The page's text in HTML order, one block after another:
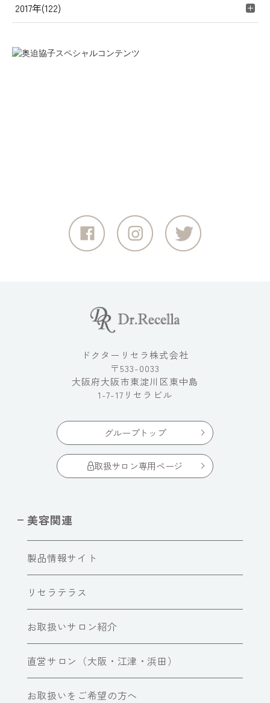
2017年(122)
ドクターリセラ株式会社
〒533-0033
大阪府大阪市東淀川区東中島
1-7-17リセラビル
グループトップ
取扱サロン専用ページ
美容関連
製品情報サイト
リセラテラス
お取扱いサロン紹介
直営サロン（大阪・江津・浜田）
お取扱いをご希望の方へ